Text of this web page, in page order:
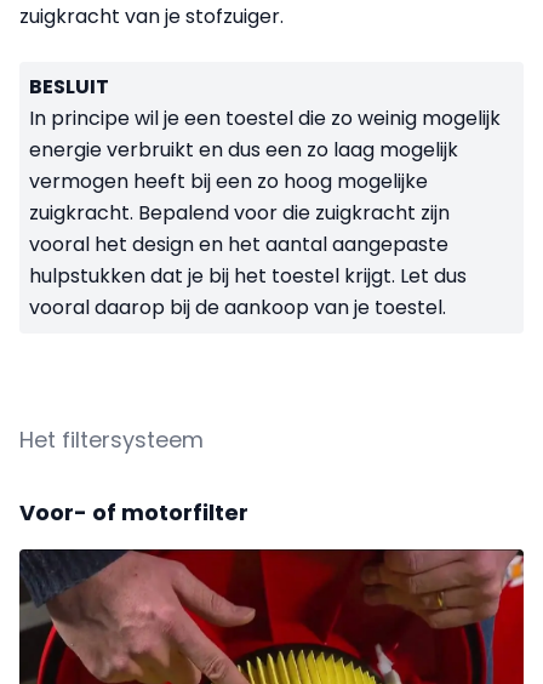
zuigkracht van je stofzuiger.
BESLUIT
In principe wil je een toestel die zo weinig mogelijk
energie verbruikt en dus een zo laag mogelijk
vermogen heeft bij een zo hoog mogelijke
zuigkracht. Bepalend voor die zuigkracht zijn
vooral het design en het aantal aangepaste
hulpstukken dat je bij het toestel krijgt. Let dus
vooral daarop bij de aankoop van je toestel.
Het filtersysteem
Voor- of motorfilter